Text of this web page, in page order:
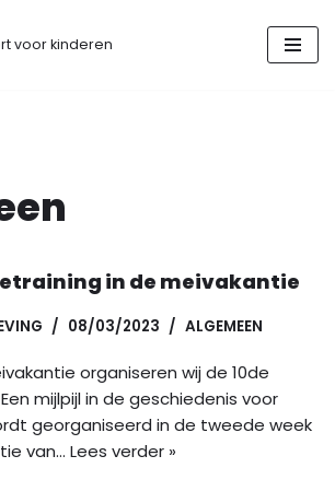
voor kinderen
in de meivakantie
08/03/2023 ALGEMEEN
organiseren wij de 10de
mijlpijl in de geschiedenis voor
georganiseerd in de tweede week
van… Lees verder »